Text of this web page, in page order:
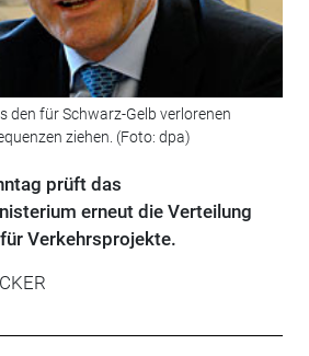
den für Schwarz-Gelb verlorenen
ziehen. (Foto: dpa)
prüft das
erneut die Verteilung
Verkehrsprojekte.